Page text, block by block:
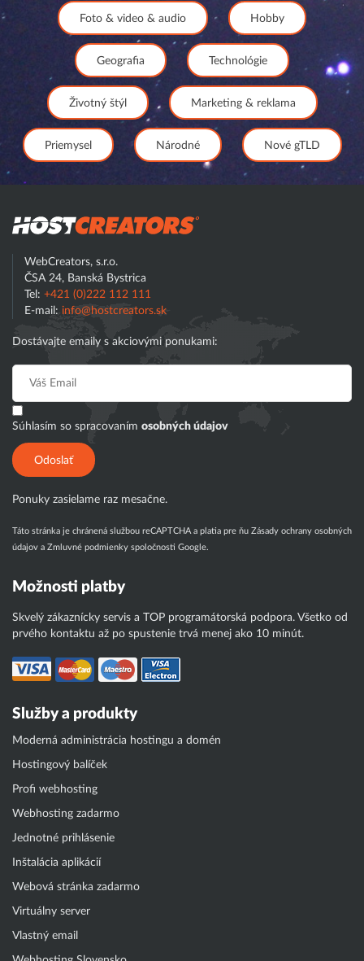
Foto & video & audio Hobby
Geografia Technológie
Životný štýl Marketing & reklama
Priemysel Národné Nové gTLD
WebCreators, s.r.o.
ČSA 24, Banská Bystrica
Tel: +421 (0)222 112 111
E-mail: info@hostcreators.sk
Dostávajte emaily s akciovými ponukami:
Súhlasím so spracovaním osobných údajov
Odoslať
Ponuky zasielame raz mesačne.
Táto stránka je chránená službou reCAPTCHA a platia pre ňu Zásady ochrany osobných
údajov a Zmluvné podmienky spoločnosti Google.
Možnosti platby
Skvelý zákaznícky servis a TOP programátorská podpora. Všetko od
prvého kontaktu až po spustenie trvá menej ako 10 minút.
Služby a produkty
Moderná administrácia hostingu a domén
Hostingový balíček
Profi webhosting
Webhosting zadarmo
Jednotné prihlásenie
Inštalácia aplikácií
Webová stránka zadarmo
Virtuálny server
Vlastný email